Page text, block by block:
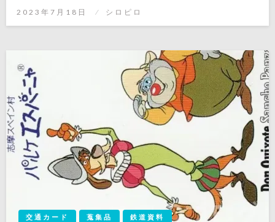
投
日:
2023年7月18日 シロピロ
交通カード 蒐集品 鉄道資料